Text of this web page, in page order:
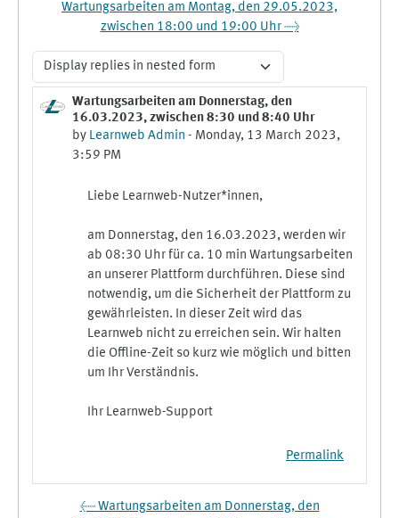
Wartungsarbeiten am Montag, den 29.05.2023,
zwischen 18:00 und 19:00 Uhr →
Display mode
Wartungsarbeiten am Donnerstag, den
16.03.2023, zwischen 8:30 und 8:40 Uhr
by Learnweb Admin - Monday, 13 March 2023,
3:59 PM
Number of replies: 0
Liebe Learnweb-Nutzer*innen,
am Donnerstag, den 16.03.2023, werden wir
ab 08:30 Uhr für ca. 10 min Wartungsarbeiten
an unserer Plattform durchführen. Diese sind
notwendig, um die Sicherheit der Plattform zu
gewährleisten. In dieser Zeit wird das
Learnweb nicht zu erreichen sein. Wir halten
die Offline-Zeit so kurz wie möglich und bitten
um Ihr Verständnis.
Ihr Learnweb-Support
Permalink
← Wartungsarbeiten am Donnerstag, den